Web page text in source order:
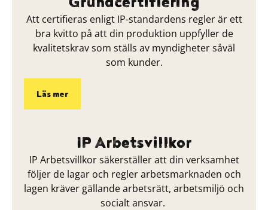
Att certifieras enligt IP-standardens regler är ett
bra kvitto på att din produktion uppfyller de
kvalitetskrav som ställs av myndigheter såväl
som kunder.
Läs mer
IP Arbetsvillkor
IP Arbetsvillkor säkerställer att din verksamhet
följer de lagar och regler arbetsmarknaden och
lagen kräver gällande arbetsrätt, arbetsmiljö och
socialt ansvar.